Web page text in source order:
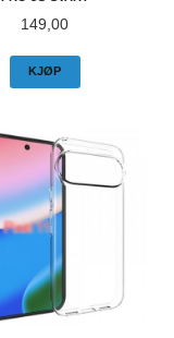
Pris
149,00
KJØP